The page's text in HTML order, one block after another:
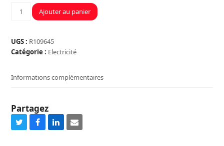
quantité
ELECTRIQUE
4X4
CABLE
Ajouter au panier
UGS : R109645
Catégorie : Electricité
Informations complémentaires
Partagez
ShareShareShareShare